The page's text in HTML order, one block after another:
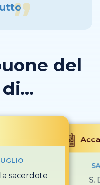
del
sacerdote S.